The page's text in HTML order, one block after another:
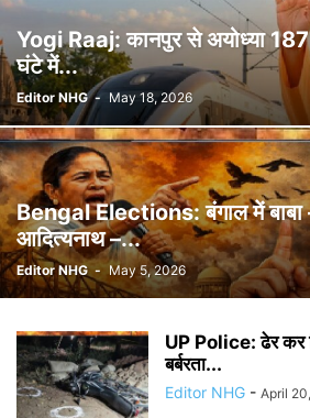
Yogi Raaj: कानपुर से अयोध्या
घंटे में...
Editor NHG - May 18, 2026
Bengal Elections: बंगाल में बाबा
आदित्यनाथ –...
Editor NHG - May 5, 2026
UP Police: ढेर कर
बर्बरता...
Editor NHG - April